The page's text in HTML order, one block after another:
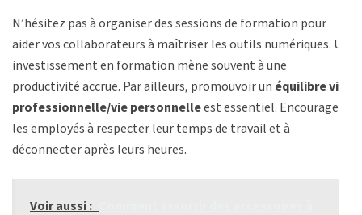
N’hésitez pas à organiser des sessions de formation pour
aider vos collaborateurs à maîtriser les outils numériques. Un
investissement en formation mène souvent à une
productivité accrue. Par ailleurs, promouvoir un équilibre vie
professionnelle/vie personnelleest essentiel. Encouragez
les employés à respecter leur temps de travail et à
déconnecter après leurs heures.
Voir aussi :